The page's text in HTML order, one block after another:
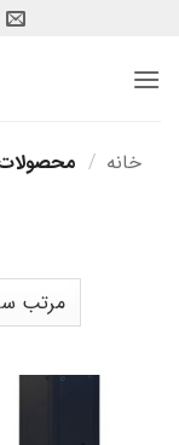
content
خانه /